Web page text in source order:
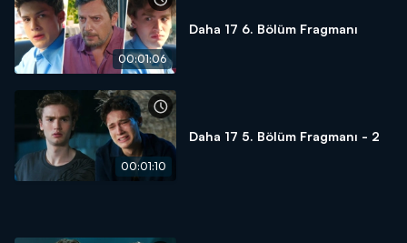
00:01:06
Daha 17 6. Bölüm Fragmanı
00:01:10
Daha 17 5. Bölüm Fragmanı - 2